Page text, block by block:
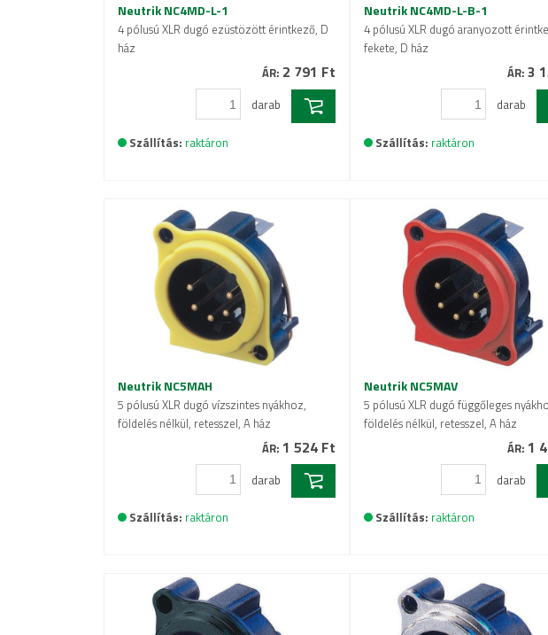
Neutrik NC4MD-L-1
4 pólusú XLR dugó ezüstözött érintkező, D
ház
ÁR: 2 791 Ft
darab
Szállítás: raktáron
Neutrik NC4MD-L-B-1
4 pólusú XLR dugó aranyozott
fekete, D ház
ÁR: 3
darab
Szállítás: raktáron
Neutrik NC5MAH
5 pólusú XLR dugó vízszintes nyákhoz,
földelés nélkül, retesszel, A ház
ÁR: 1 524 Ft
darab
Szállítás: raktáron
Neutrik NC5MAV
5 pólusú XLR dugó függőleges
földelés nélkül, retesszel, A ház
ÁR: 1
darab
Szállítás: raktáron